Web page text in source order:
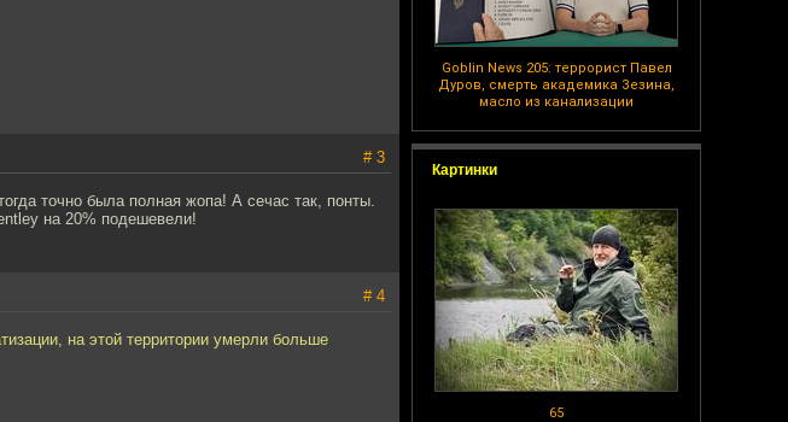
Goblin News 205: террорист Павел
Дуров, смерть академика Зезина,
масло из канализации
Картинки
65
# 3
точно была полная жопа! А сечас так, понты.
на 20% подешевели!
# 4
на этой территории умерли больше